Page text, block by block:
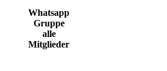
Whatsapp
Gruppe
alle
Mitglieder